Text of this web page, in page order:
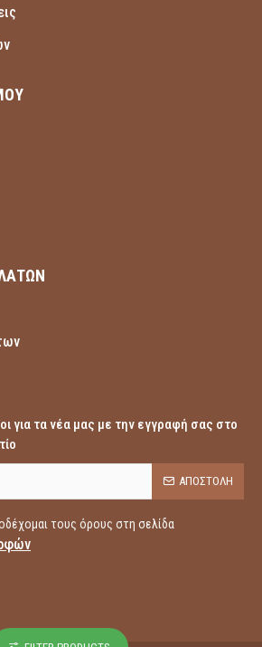
για τα νέα μας με την εγγραφή σας στο
ΑΠΟΣΤΟΛΉ
τους όρους στη σελίδα